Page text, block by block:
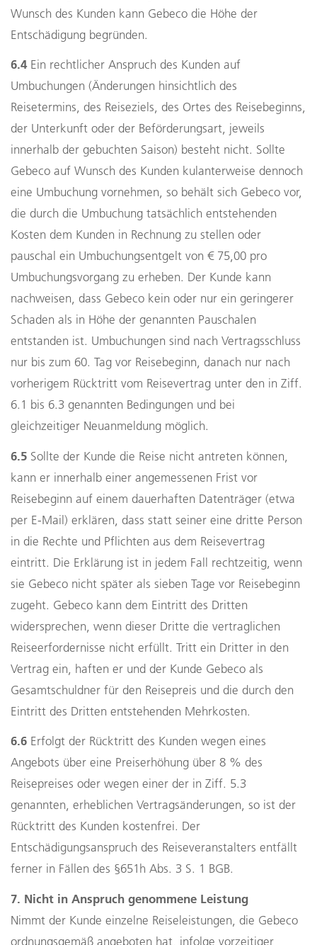
Wunsch des Kunden kann Gebeco die Höhe der
Entschädigung begründen.
6.4Ein rechtlicher Anspruch des Kunden auf
Umbuchungen (Änderungen hinsichtlich des
Reisetermins, des Reiseziels, des Ortes des Reisebeginns,
der Unterkunft oder der Beförderungsart, jeweils
innerhalb der gebuchten Saison) besteht nicht. Sollte
Gebeco auf Wunsch des Kunden kulanterweise dennoch
eine Umbuchung vornehmen, so behält sich Gebeco vor,
die durch die Umbuchung tatsächlich entstehenden
Kosten dem Kunden in Rechnung zu stellen oder
pauschal ein Umbuchungsentgelt von € 75,00 pro
Umbuchungsvorgang zu erheben. Der Kunde kann
nachweisen, dass Gebeco kein oder nur ein geringerer
Schaden als in Höhe der genannten Pauschalen
entstanden ist. Umbuchungen sind nach Vertragsschluss
nur bis zum 60. Tag vor Reisebeginn, danach nur nach
vorherigem Rücktritt vom Reisevertrag unter den in Ziff.
6.1 bis 6.3 genannten Bedingungen und bei
gleichzeitiger Neuanmeldung möglich.
6.5 Sollte der Kunde die Reise nicht antreten können,
kann er innerhalb einer angemessenen Frist vor
Reisebeginn auf einem dauerhaften Datenträger (etwa
per E-Mail) erklären, dass statt seiner eine dritte Person
in die Rechte und Pflichten aus dem Reisevertrag
eintritt. Die Erklärung ist in jedem Fall rechtzeitig, wenn
sie Gebeco nicht später als sieben Tage vor Reisebeginn
zugeht. Gebeco kann dem Eintritt des Dritten
widersprechen, wenn dieser Dritte die vertraglichen
Reiseerfordernisse nicht erfüllt. Tritt ein Dritter in den
Vertrag ein, haften er und der Kunde Gebeco als
Gesamtschuldner für den Reisepreis und die durch den
Eintritt des Dritten entstehenden Mehrkosten.
6.6 Erfolgt der Rücktritt des Kunden wegen eines
Angebots über eine Preiserhöhung über 8 % des
Reisepreises oder wegen einer der in Ziff. 5.3
genannten, erheblichen Vertragsänderungen, so ist der
Rücktritt des Kunden kostenfrei. Der
Entschädigungsanspruch des Reiseveranstalters entfällt
ferner in Fällen des §651h Abs. 3 S. 1 BGB.
7. Nicht in Anspruch genommene Leistung
Nimmt der Kunde einzelne Reiseleistungen, die Gebeco
ordnungsgemäß angeboten hat, infolge vorzeitiger